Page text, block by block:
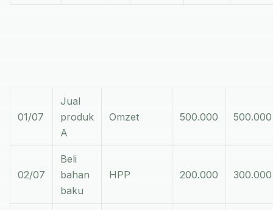
01/07
Jual
produk
A
Omzet 500.000 500.000
02/07
Beli
bahan
baku
HPP 200.000 300.000